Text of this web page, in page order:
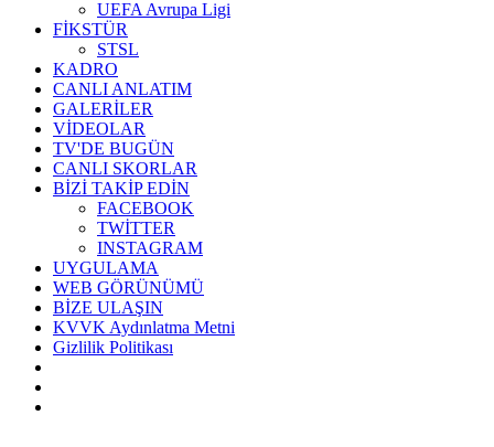
UEFA Avrupa Ligi
FİKSTÜR
STSL
KADRO
CANLI ANLATIM
GALERİLER
VİDEOLAR
TV'DE BUGÜN
CANLI SKORLAR
BİZİ TAKİP EDİN
FACEBOOK
TWİTTER
INSTAGRAM
UYGULAMA
WEB GÖRÜNÜMÜ
BİZE ULAŞIN
KVVK Aydınlatma Metni
Gizlilik Politikası